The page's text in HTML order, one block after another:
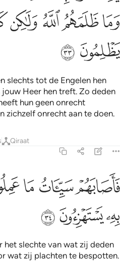
ﳃﳄﳅﳆ
ﳉ ﳊ
slechts tot de Engelen hen
Heer hen treft. Zo deden
hun geen onrecht
zichzelf onrecht aan te doen.
Qiraat
فاصابهم سييات ما عملوا وحاق بهم ما
فَأَصَابَهُمْ سَيِّـَٔاتُ مَا عَمِلُوا۟ وَحَاقَ بِهِم مَّا
ﳋﳌﳍ
ﳓﳔﳕ
slechte van wat zij deden
wat zij plachten te bespotten.